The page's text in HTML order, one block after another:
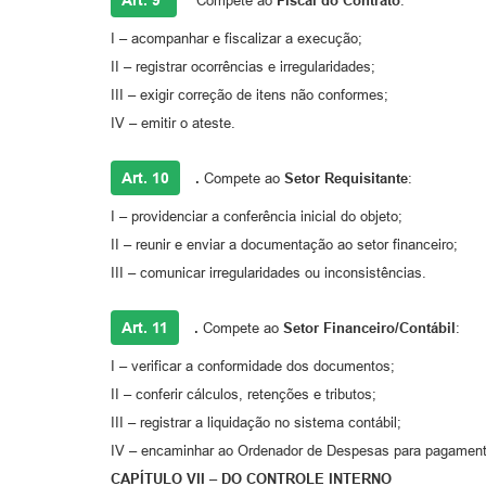
I – acompanhar e fiscalizar a execução;
II – registrar ocorrências e irregularidades;
III – exigir correção de itens não conformes;
IV – emitir o ateste.
Art. 10 . Compete ao Setor Requisitante:
I – providenciar a conferência inicial do objeto;
II – reunir e enviar a documentação ao setor financeiro;
III – comunicar irregularidades ou inconsistências.
Art. 11 . Compete ao Setor Financeiro/Contábil :
I – verificar a conformidade dos documentos;
II – conferir cálculos, retenções e tributos;
III – registrar a liquidação no sistema contábil;
IV – encaminhar ao Ordenador de Despesas para
CAPÍTULO VII – DO CONTROLE INTERNO